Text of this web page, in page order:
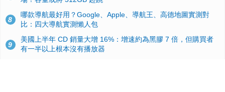
8
哪款導航最好用？Google、Apple、導航王、高德地圖實測對
比：四大導航實測懶人包
9
美國上半年 CD 銷量大增 16%：增速約為黑膠 7 倍，但購買者
有一半以上根本沒有播放器